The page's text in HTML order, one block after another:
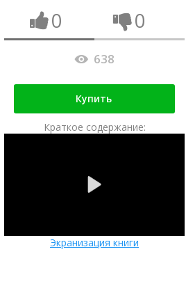
0 0
638
Купить
Краткое содержание:
Экранизация книги